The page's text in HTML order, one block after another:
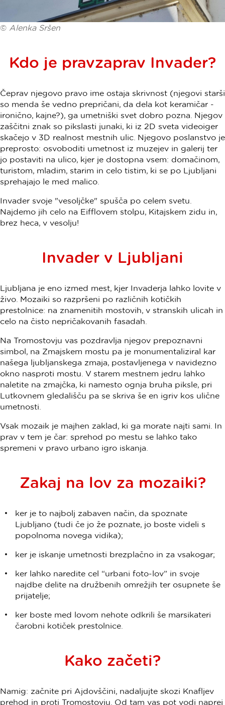
© Alenka Sršen
Kdo je pravzaprav Invader?
Čeprav njegovo pravo ime ostaja skrivnost (njegovi starši
so menda še vedno prepričani, da dela kot keramičar -
ironično, kajne?), ga umetniški svet dobro pozna. Njegov
zaščitni znak so pikslasti junaki, ki iz 2D sveta videoiger
skačejo v 3D realnost mestnih ulic. Njegovo poslanstvo je
preprosto: osvoboditi umetnost iz muzejev in galerij ter
jo postaviti na ulico, kjer je dostopna vsem: domačinom,
turistom, mladim, starim in celo tistim, ki se po Ljubljani
sprehajajo le med malico.
Invader svoje "vesoljčke" spušča po celem svetu.
Najdemo jih celo na Eifflovem stolpu, Kitajskem zidu in,
brez heca, v vesolju!
Invader v Ljubljani
Ljubljana je eno izmed mest, kjer Invaderja lahko lovite v
živo. Mozaiki so razpršeni po različnih kotičkih
prestolnice: na znamenitih mostovih, v stranskih ulicah in
celo na čisto nepričakovanih fasadah.
Na Tromostovju vas pozdravlja njegov prepoznavni
simbol, na Zmajskem mostu pa je monumentaliziral kar
našega ljubljanskega zmaja, postavljenega v navidezno
okno nasproti mostu. V starem mestnem jedru lahko
naletite na zmajčka, ki namesto ognja bruha piksle, pri
Lutkovnem gledališču pa se skriva še en igriv kos ulične
umetnosti.
Vsak mozaik je majhen zaklad, ki ga morate najti sami. In
prav v tem je čar: sprehod po mestu se lahko tako
spremeni v pravo urbano igro iskanja.
Zakaj na lov za mozaiki?
ker je to najbolj zabaven način, da spoznate
Ljubljano (tudi če jo že poznate, jo boste videli s
popolnoma novega vidika);
ker je iskanje umetnosti brezplačno in za vsakogar;
ker lahko naredite cel “urbani foto-lov” in svoje
najdbe delite na družbenih omrežjih ter osupnete še
prijatelje;
ker boste med lovom nehote odkrili še marsikateri
čarobni kotiček prestolnice.
Kako začeti?
Namig: začnite pri Ajdovščini, nadaljujte skozi Knafljev
prehod in proti Tromostovju. Od tam vas pot vodi naprej